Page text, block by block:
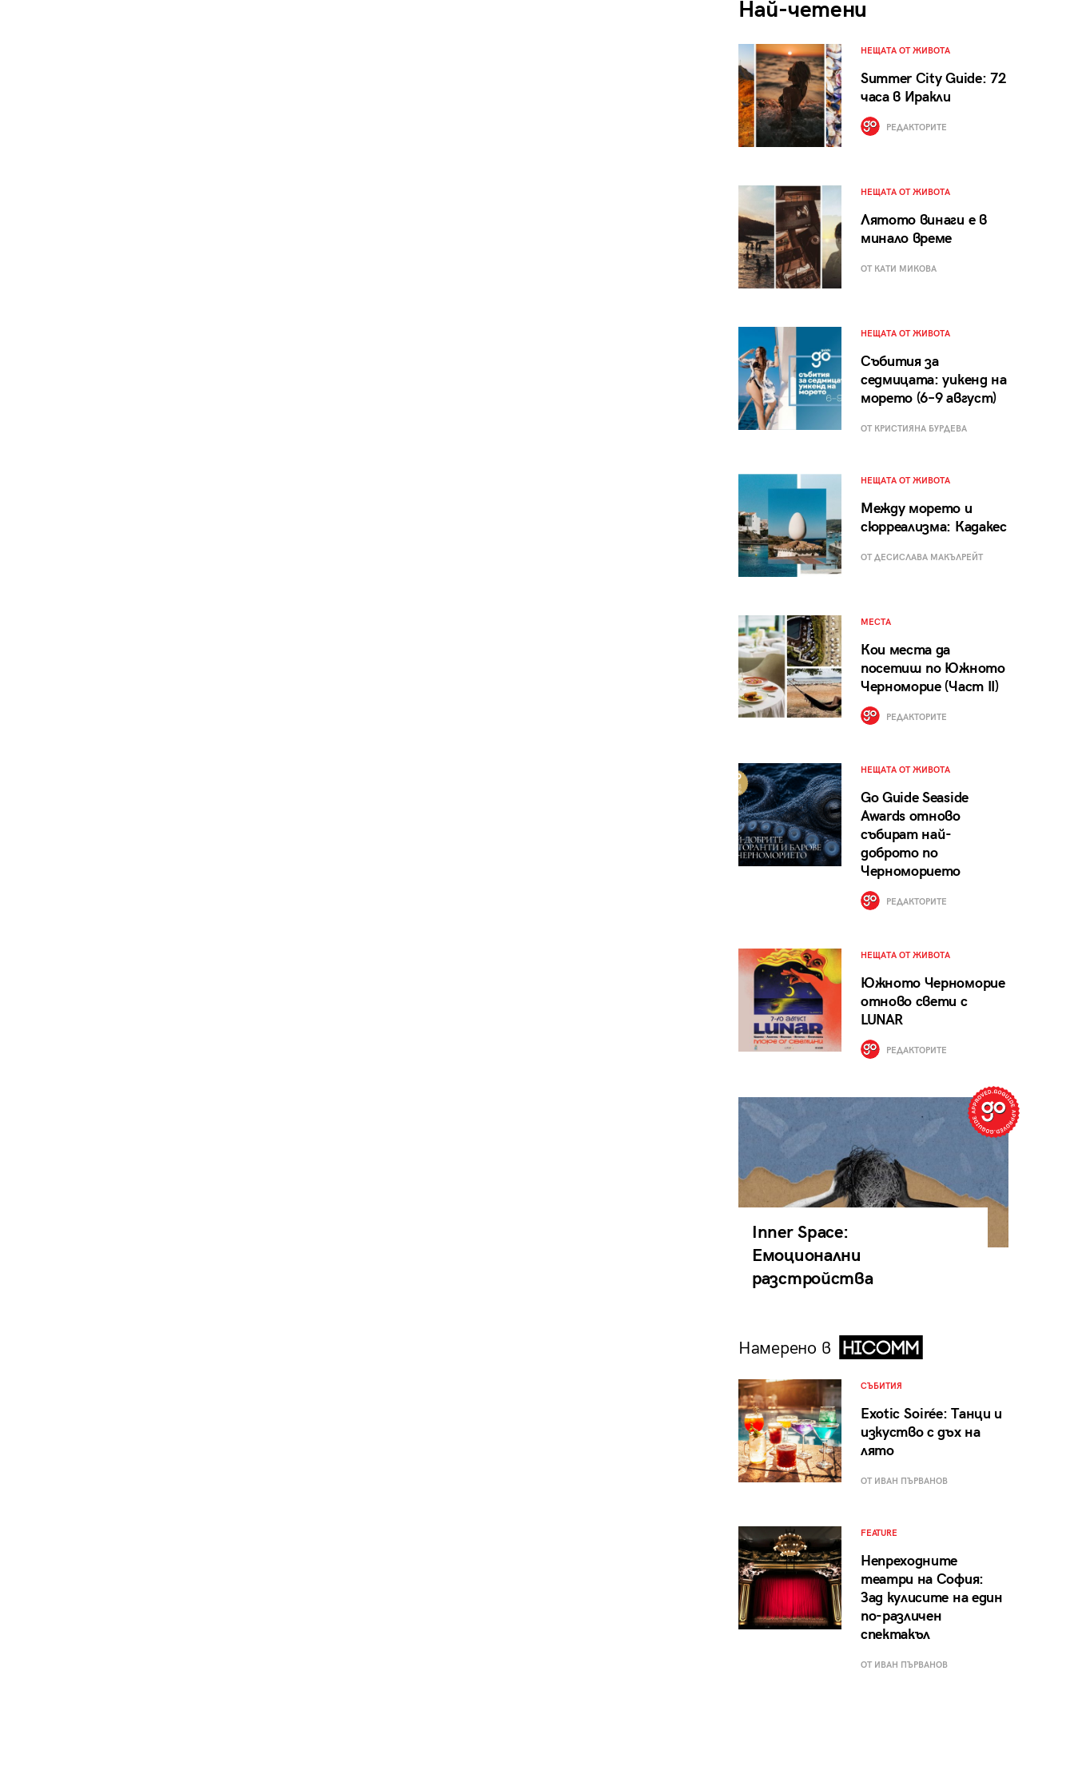
Най-четени
НЕЩАТА ОТ ЖИВОТА
Summer City Guide: 72
часа в Иракли
РЕДАКТОРИТЕ
НЕЩАТА ОТ ЖИВОТА
Лятото винаги е в
минало време
ОТ КАТИ МИКОВА
НЕЩАТА ОТ ЖИВОТА
Събития за
седмицата: уикенд на
морето (6–9 август)
ОТ КРИСТИЯНА БУРДЕВА
НЕЩАТА ОТ ЖИВОТА
Между морето и
сюрреализма: Кадакес
ОТ ДЕСИСЛАВА МАКЪЛРЕЙТ
МЕСТА
Кои места да
посетиш по Южното
Черноморие (Част II)
РЕДАКТОРИТЕ
НЕЩАТА ОТ ЖИВОТА
Go Guide Seaside
Awards отново
събират най-
доброто по
Черноморието
РЕДАКТОРИТЕ
НЕЩАТА ОТ ЖИВОТА
Южното Черноморие
отново свети с
LUNAR
РЕДАКТОРИТЕ
Inner Space:
Емоционални
разстройства
Намерено в
СЪБИТИЯ
Exotic Soirée: Танци и
изкуство с дъх на
лято
ОТ ИВАН ПЪРВАНОВ
FEATURE
Непреходните
театри на София:
Зад кулисите на един
по-различен
спектакъл
ОТ ИВАН ПЪРВАНОВ